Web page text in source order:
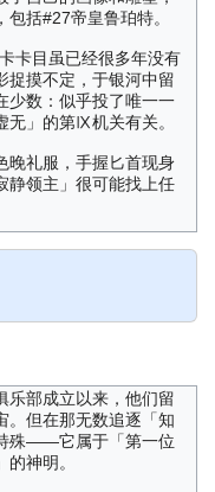
括#27帝皇鲁珀特。
卡目虽已经很多年没有
捉摸不定，于银河中留
少数：似乎投了唯一一
无」的第Ⅸ机关有关。
晚礼服，手握匕首现身
静领主」很可能找上任
乐部成立以来，他们留
。但在那无数追逐「知
殊——它属于「第一位
神明。